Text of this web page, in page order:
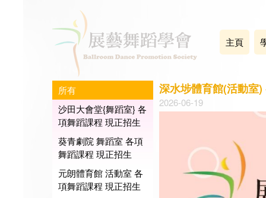
主頁
所有
沙田大會堂{舞蹈室} 各
項舞蹈課程 現正招生
葵青劇院 舞蹈室 各項
舞蹈課程 現正招生
元朗體育館 活動室 各
項舞蹈課程 現正招生
深水埗體育館(活動室
2026-06-19